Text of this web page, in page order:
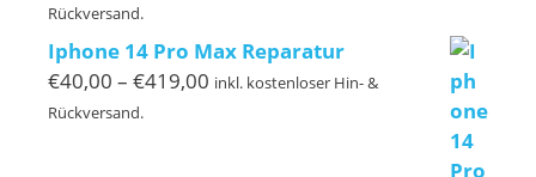
bis
€299,00
Rückversand.
Iphone 14 Pro Max Reparatur
€40,00 – €419,00 Preisspanne:
inkl. kostenloser Hin- &
Rückversand.